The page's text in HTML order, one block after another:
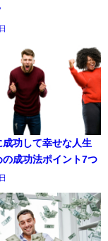
成功して幸せな人生
の成功法ポイント7つ